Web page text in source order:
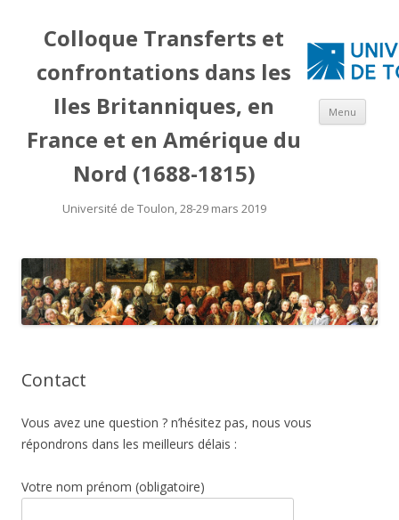
Colloque Transferts et
confrontations dans les
Iles Britanniques, en
France et en Amérique du
Nord (1688-1815)
Université de Toulon, 28-29 mars 2019
Menu Aller
Contact
Vous avez une question ? n’hésitez pas, nous vous
répondrons dans les meilleurs délais :
Votre nom prénom (obligatoire)